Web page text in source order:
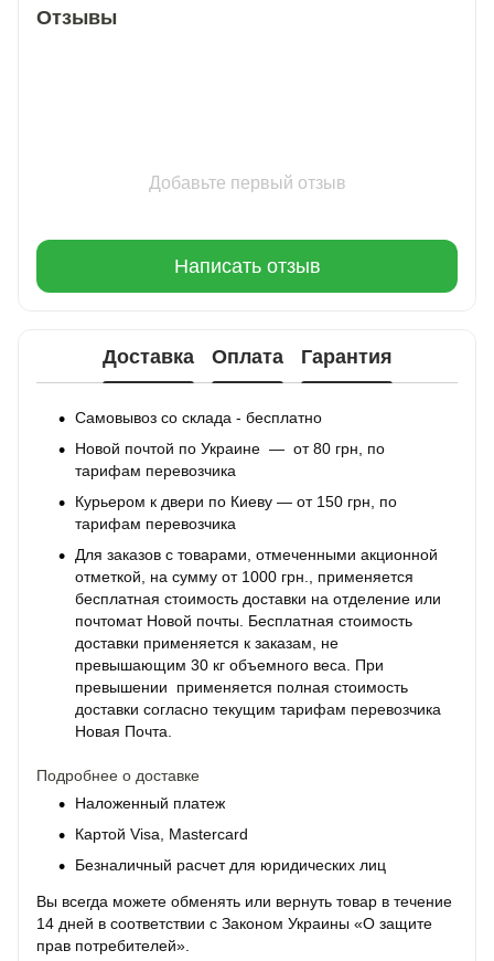
Отзывы
Добавьте первый отзыв
Написать отзыв
Доставка Оплата Гарантия
Самовывоз со склада - бесплатно
Новой почтой по Украине — от 80 грн, по
тарифам перевозчика
Курьером к двери по Киеву — от 150 грн, по
тарифам перевозчика
Для заказов с товарами, отмеченными акционной
отметкой, на сумму от 1000 грн., применяется
бесплатная стоимость доставки на отделение или
почтомат Новой почты. Бесплатная стоимость
доставки применяется к заказам, не
превышающим 30 кг объемного веса. При
превышении применяется полная стоимость
доставки согласно текущим тарифам перевозчика
Новая Почта.
Подробнее о доставке
Наложенный платеж
Картой Visa, Mastercard
Безналичный расчет для юридических лиц
Вы всегда можете обменять или вернуть товар в течение
14 дней в соответствии с Законом Украины «О защите
прав потребителей».